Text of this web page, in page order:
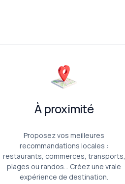
À proximité
Proposez vos meilleures
recommandations locales :
restaurants, commerces, transports,
plages ou randos… Créez une vraie
expérience de destination.